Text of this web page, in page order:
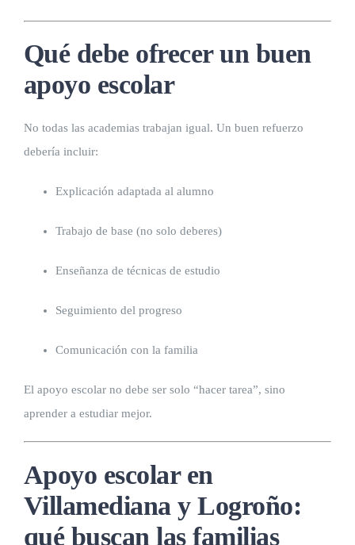
Qué debe ofrecer un buen
apoyo escolar
No todas las academias trabajan igual. Un buen refuerzo
debería incluir:
Explicación adaptada al alumno
Trabajo de base (no solo deberes)
Enseñanza de técnicas de estudio
Seguimiento del progreso
Comunicación con la familia
El apoyo escolar no debe ser solo “hacer tarea”, sino
aprender a estudiar mejor.
Apoyo escolar en
Villamediana y Logroño:
qué buscan las familias